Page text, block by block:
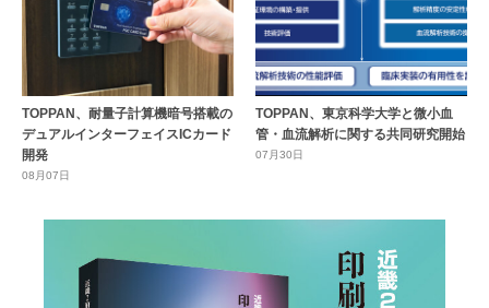
TOPPAN、耐量子計算機暗号搭載の
デュアルインターフェイスICカード
開発
08月07日
TOPPAN、東京科学大学と微小血
管・血流解析に関する共同研究開始
07月30日